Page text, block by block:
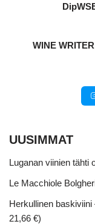
WINE
UUSIMMAT
Luganan viinien tähti
Le Macchiole
Herkullinen
21,66 €)